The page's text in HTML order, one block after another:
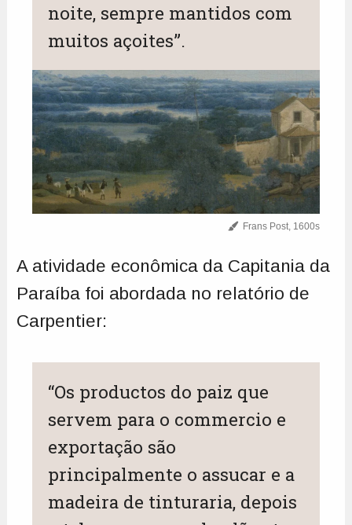
noite, sempre mantidos com
muitos açoites”.
Frans Post, 1600s
A atividade econômica da Capitania da
Paraíba foi abordada no relatório de
Carpentier:
“Os productos do paiz que
servem para o commercio e
exportação são
principalmente o assucar e a
madeira de tinturaria, depois